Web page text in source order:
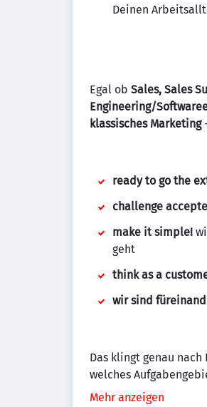
Deinen
Egal ob Sales, Sales
Engineering/
klassisches Marketing
ready to go the
challenge
make it simple!
geht
think as a
wir sind
Das klingt genau
welches
Mehr anzeigen